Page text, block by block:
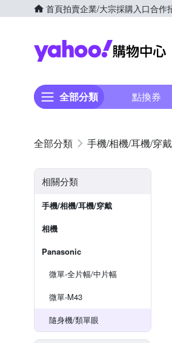
首頁拍賣企業/大宗採購入口合作
全部分類 點換券
手機/相機/耳機/穿戴
相關分類
手機/相機/耳機/穿戴
相機
Panasonic
微單-全片幅/中片幅
微單-M43
隨身機/類單眼